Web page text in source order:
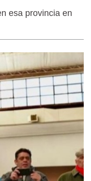
esa provincia en